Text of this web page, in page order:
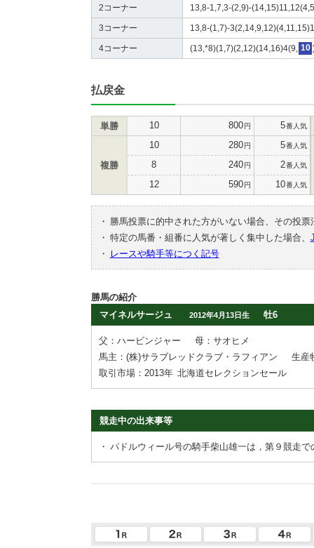
2コーナー 13,8-1,7,3-(2,9)-
3コーナー 13,8-(1,7)-
4コーナー (13,*8)(1,7)(2,12)(14,16)4(9, 10
払戻金
単勝 10 800円 5番人気
複勝
10 280円 5番人気
8 240円 2番人気
12 590円 10番人気
・
勝馬投票に的中された方がいない場合、その投
・ 特定の馬番・組番に人気が著しく集中した場合、
・
レースや騎手等につく記号
勝馬の紹介
マイネルサージュ
2012年4月13日生 牡6
父：ハービンジャー
母：サオヒメ
馬主：(株)サラブレッドクラブ・ラフィアン
生産
取引市場：2013年 北海道セレクションセール
競走中の出来事等
・ パドルウィール号の騎手柴山雄一は，第９競走